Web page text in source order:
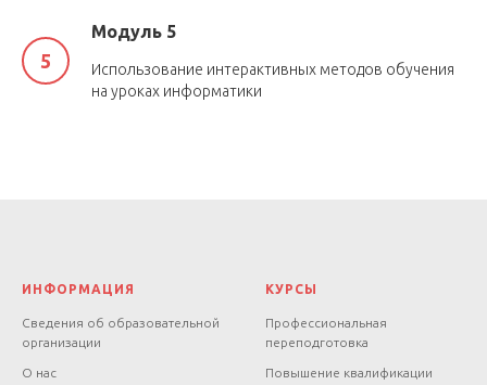
Модуль 5
Использование интерактивных методов обучения
на уроках информатики
ИНФОРМАЦИЯ
Сведения об образовательной
организации
О нас
КУРСЫ
Профессиональная
переподготовка
Повышение квалификации